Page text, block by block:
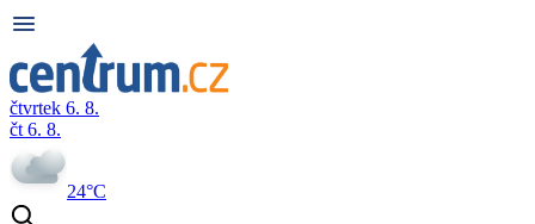
čtvrtek 6. 8.
čt 6. 8.
24°C